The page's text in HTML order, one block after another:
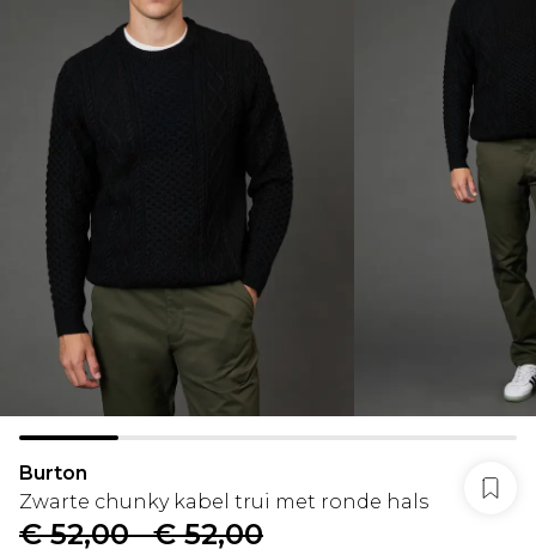
Burton
Zwarte chunky kabel trui met ronde hals
€ 52,00-€ 52,00